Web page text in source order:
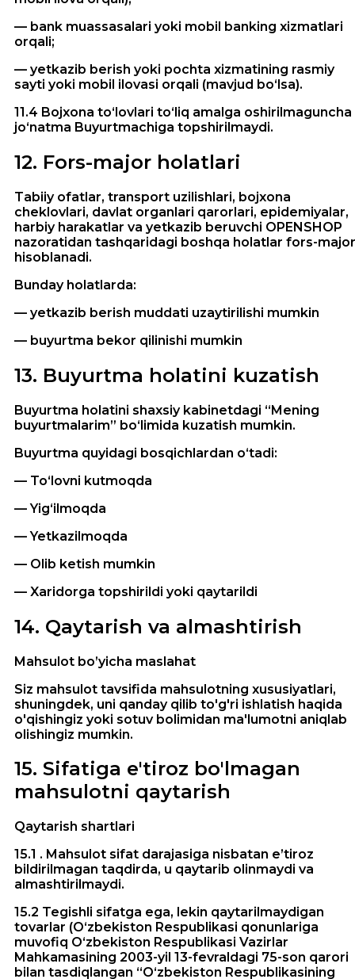
— bank muassasalari yoki mobil banking xizmatlari
orqali;
— yetkazib berish yoki pochta xizmatining rasmiy
sayti yoki mobil ilovasi orqali (mavjud bo‘lsa).
11.4 Bojxona to‘lovlari to‘liq amalga oshirilmaguncha
jo‘natma Buyurtmachiga topshirilmaydi.
12. Fors-major holatlari
Tabiiy ofatlar, transport uzilishlari, bojxona
cheklovlari, davlat organlari qarorlari, epidemiyalar,
harbiy harakatlar va yetkazib beruvchi OPENSHOP
nazoratidan tashqaridagi boshqa holatlar fors-major
hisoblanadi.
Bunday holatlarda:
— yetkazib berish muddati uzaytirilishi mumkin
— buyurtma bekor qilinishi mumkin
13. Buyurtma holatini kuzatish
Buyurtma holatini shaxsiy kabinetdagi “Mening
buyurtmalarim” bo‘limida kuzatish mumkin.
Buyurtma quyidagi bosqichlardan o‘tadi:
— To‘lovni kutmoqda
— Yig‘ilmoqda
— Yetkazilmoqda
— Olib ketish mumkin
— Xaridorga topshirildi yoki qaytarildi
14. Qaytarish va almashtirish
Mahsulot bo’yicha maslahat
Siz mahsulot tavsifida mahsulotning xususiyatlari,
shuningdek, uni qanday qilib to'g'ri ishlatish haqida
o'qishingiz yoki sotuv bolimidan ma'lumotni aniqlab
olishingiz mumkin.
15. Sifatiga e'tiroz bo'lmagan
mahsulotni qaytarish
Qaytarish shartlari
15.1 . Mahsulot sifat darajasiga nisbatan e’tiroz
bildirilmagan taqdirda, u qaytarib olinmaydi va
almashtirilmaydi.
15.2 Tegishli sifatga ega, lekin qaytarilmaydigan
tovarlar (O‘zbekiston Respublikasi qonunlariga
muvofiq O‘zbekiston Respublikasi Vazirlar
Mahkamasining 2003-yil 13-fevraldagi 75-son qarori
bilan tasdiqlangan “O‘zbekiston Respublikasining